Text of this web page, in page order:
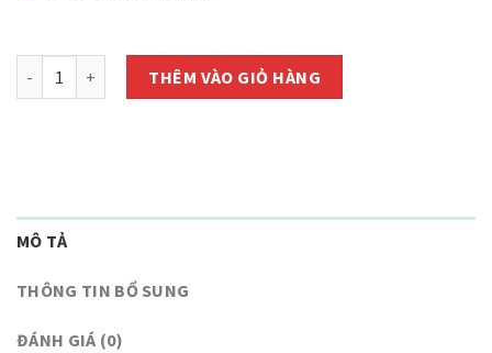
Chế Phẩm Trừ Vi Khuẩn MARTHIAN 90SP - Gói 5g số lượng
THÊM VÀO GIỎ HÀNG
MÔ TẢ
THÔNG TIN BỔ SUNG
ĐÁNH GIÁ (0)